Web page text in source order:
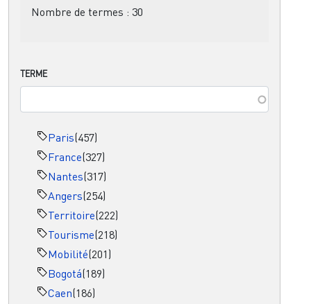
Nombre de termes : 30
TERME
Paris(457)
France(327)
Nantes(317)
Angers(254)
Territoire(222)
Tourisme(218)
Mobilité(201)
Bogotá(189)
Caen(186)